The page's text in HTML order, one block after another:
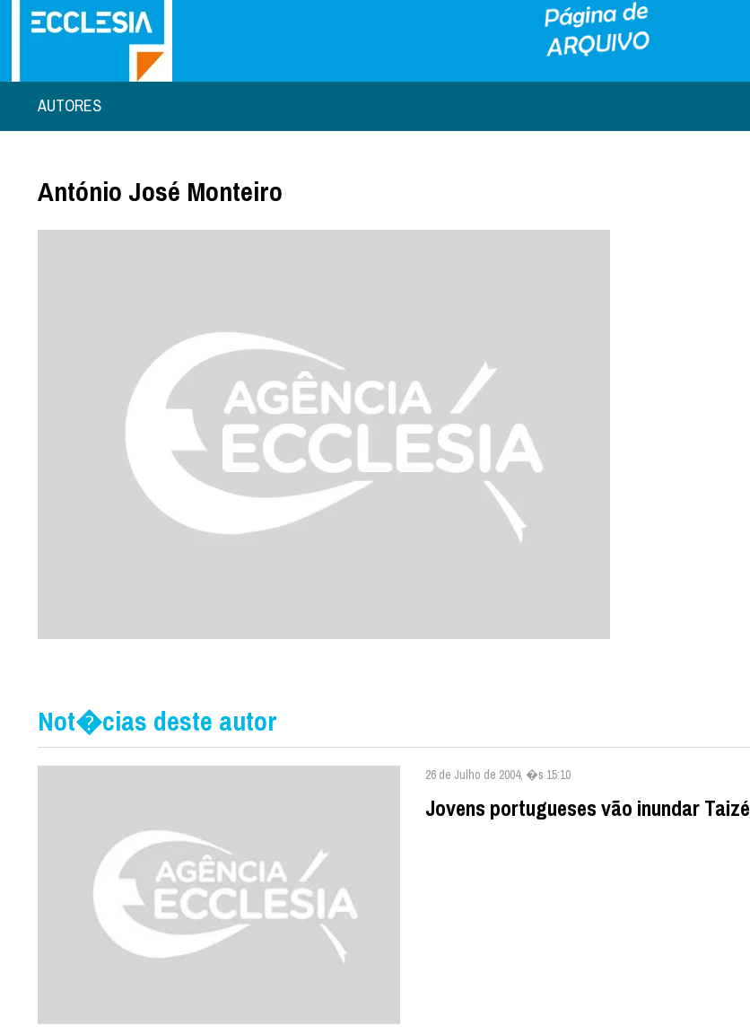
AUTORES
António José Monteiro
Not�cias deste autor
26 de Julho de 2004, �s 15:10
Jovens portugueses vão inundar Taizé